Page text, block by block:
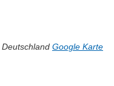
Deutschland Google Karte